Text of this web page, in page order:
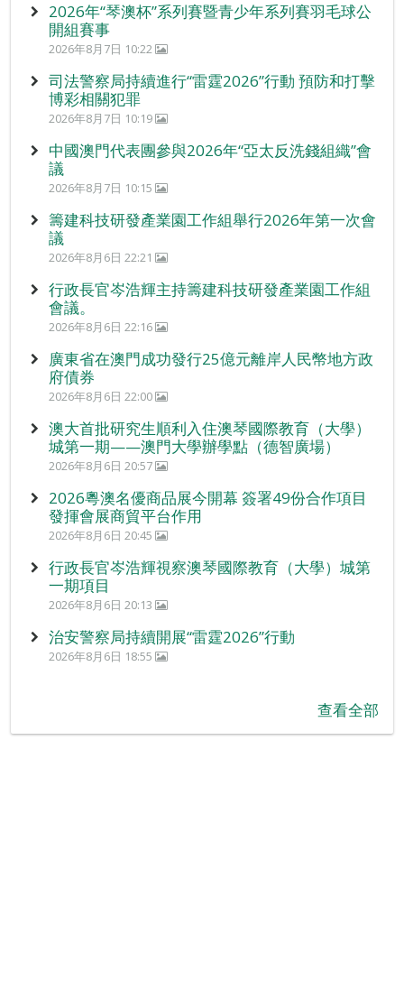
2026年“琴澳杯”系列賽暨青少年系列賽羽毛球公
開組賽事
2026年8月7日 10:22
司法警察局持續進行“雷霆2026”行動 預防和打擊
博彩相關犯罪
2026年8月7日 10:19
中國澳門代表團參與2026年“亞太反洗錢組織”會
議
2026年8月7日 10:15
籌建科技研發產業園工作組舉行2026年第一次會
議
2026年8月6日 22:21
行政長官岑浩輝主持籌建科技研發產業園工作組
會議。
2026年8月6日 22:16
廣東省在澳門成功發行25億元離岸人民幣地方政
府債券
2026年8月6日 22:00
澳大首批研究生順利入住澳琴國際教育（大學）
城第一期——澳門大學辦學點（德智廣場）
2026年8月6日 20:57
2026粵澳名優商品展今開幕 簽署49份合作項目
發揮會展商貿平台作用
2026年8月6日 20:45
行政長官岑浩輝視察澳琴國際教育（大學）城第
一期項目
2026年8月6日 20:13
治安警察局持續開展“雷霆2026”行動
2026年8月6日 18:55
查看全部